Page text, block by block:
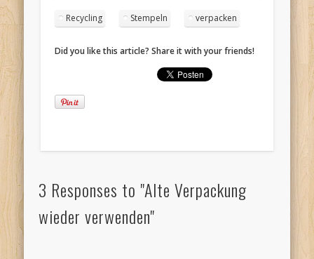
Recycling Stempeln verpacken
Did you like this article? Share it with your friends!
3 Responses to "Alte Verpackung
wieder verwenden"